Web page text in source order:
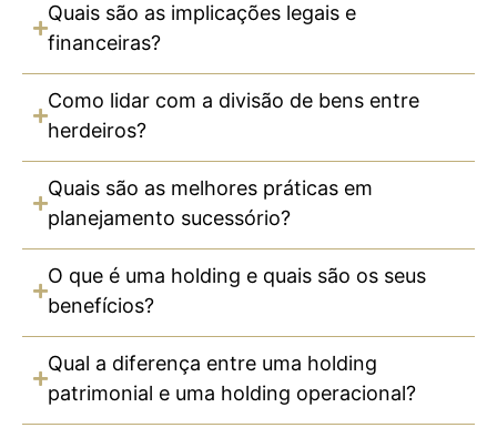
Quais são as implicações legais e
financeiras?
Como lidar com a divisão de bens entre
herdeiros?
Quais são as melhores práticas em
planejamento sucessório?
O que é uma holding e quais são os seus
benefícios?
Qual a diferença entre uma holding
patrimonial e uma holding operacional?